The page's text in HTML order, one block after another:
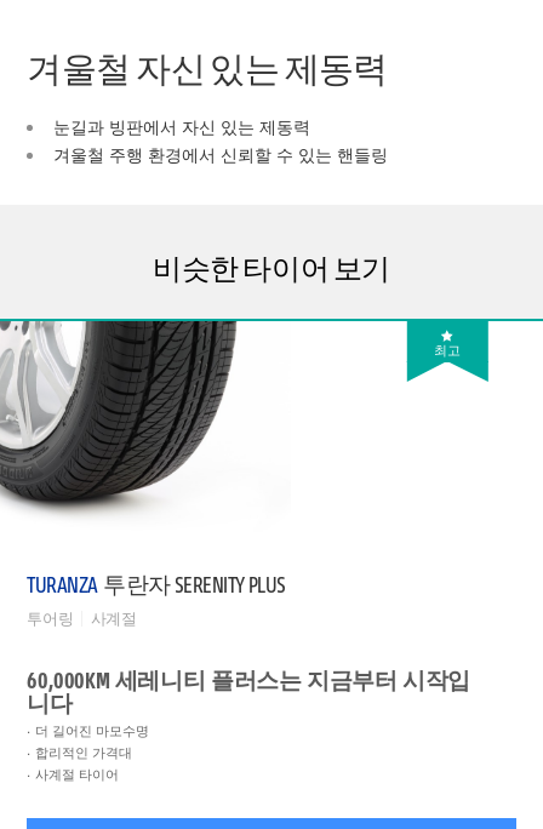
겨울철 자신 있는 제동력
눈길과 빙판에서 자신 있는 제동력
겨울철 주행 환경에서 신뢰할 수 있는 핸들링
비슷한 타이어 보기
최고
TURANZA 투란자 SERENITY PLUS
투어링 사계절
60,000KM 세레니티 플러스는 지금부터 시작입
니다
더 길어진 마모수명
합리적인 가격대
사계절 타이어